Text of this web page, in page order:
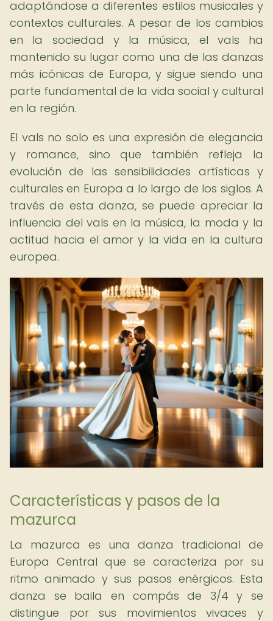
adaptándose a diferentes estilos musicales y
contextos culturales. A pesar de los cambios
en la sociedad y la música, el vals ha
mantenido su lugar como una de las danzas
más icónicas de Europa, y sigue siendo una
parte fundamental de la vida social y cultural
en la región.
El vals no solo es una expresión de elegancia
y romance, sino que también refleja la
evolución de las sensibilidades artísticas y
culturales en Europa a lo largo de los siglos. A
través de esta danza, se puede apreciar la
influencia del vals en la música, la moda y la
actitud hacia el amor y la vida en la cultura
europea.
Características y pasos de la
mazurca
La mazurca es una danza tradicional de
Europa Central que se caracteriza por su
ritmo animado y sus pasos enérgicos. Esta
danza se baila en compás de 3/4 y se
distingue por sus movimientos vivaces y